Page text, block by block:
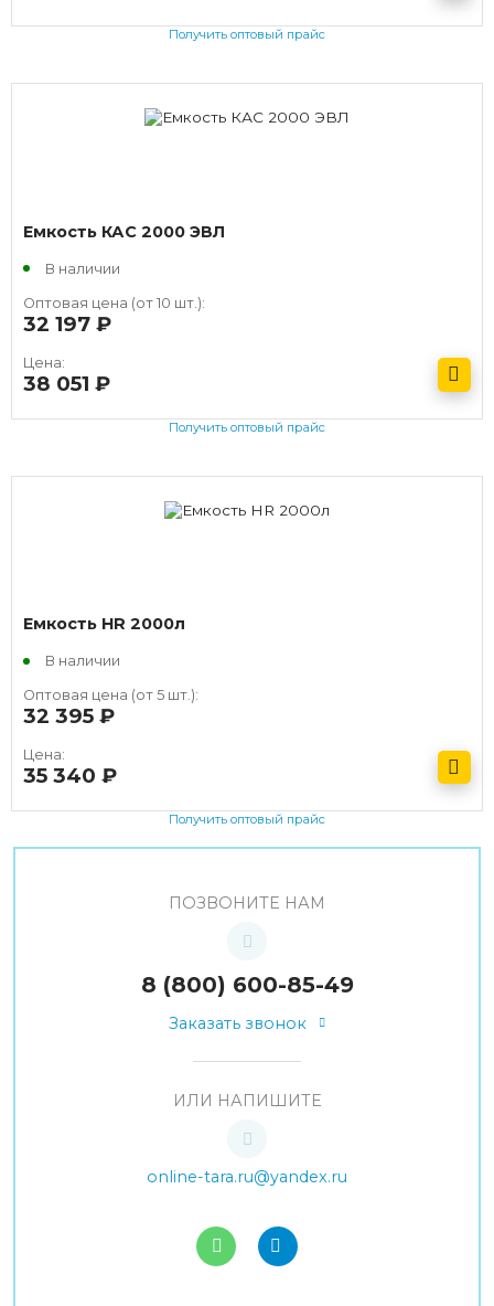
Получить оптовый прайс
Емкость КАС 2000 ЭВЛ
В наличии
Оптовая цена (от 10 шт.):
32 197
Цена:
38 051
Получить оптовый прайс
Емкость HR 2000л
В наличии
Оптовая цена (от 5 шт.):
32 395
Цена:
35 340
Получить оптовый прайс
ПОЗВОНИТЕ НАМ
8 (800) 600-85-49
Заказать звонок
ИЛИ НАПИШИТЕ
online-tara.ru@yandex.ru